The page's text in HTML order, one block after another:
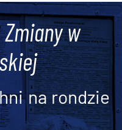
w
na rondzie